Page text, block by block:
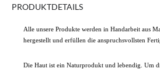
PRODUKTDETAILS
Alle unsere Produkte werden in Handarbeit aus
hergestellt und erfüllen die anspruchsvollsten
Die Haut ist ein Naturprodukt und lebendig. Um